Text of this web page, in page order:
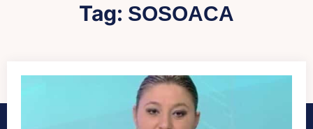
Tag: SOSOACA